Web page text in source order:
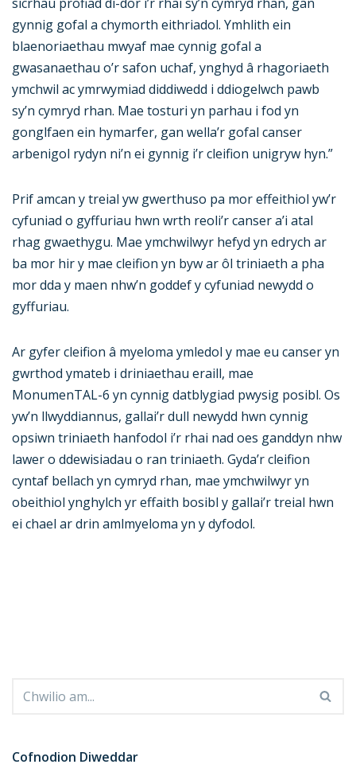
gynnig gofal a chymorth eithriadol. Ymhlith ein
blaenoriaethau mwyaf mae cynnig gofal a
gwasanaethau o’r safon uchaf, ynghyd â rhagoriaeth
ymchwil ac ymrwymiad diddiwedd i ddiogelwch pawb
sy’n cymryd rhan. Mae tosturi yn parhau i fod yn
gonglfaen ein hymarfer, gan wella’r gofal canser
arbenigol rydyn ni’n ei gynnig i’r cleifion unigryw hyn.”
Prif amcan y treial yw gwerthuso pa mor effeithiol yw’r
cyfuniad o gyffuriau hwn wrth reoli’r canser a’i atal
rhag gwaethygu. Mae ymchwilwyr hefyd yn edrych ar
ba mor hir y mae cleifion yn byw ar ôl triniaeth a pha
mor dda y maen nhw’n goddef y cyfuniad newydd o
gyffuriau.
Ar gyfer cleifion â myeloma ymledol y mae eu canser yn
gwrthod ymateb i driniaethau eraill, mae
MonumenTAL-6 yn cynnig datblygiad pwysig posibl. Os
yw’n llwyddiannus, gallai’r dull newydd hwn cynnig
opsiwn triniaeth hanfodol i’r rhai nad oes ganddyn nhw
lawer o ddewisiadau o ran triniaeth. Gyda’r cleifion
cyntaf bellach yn cymryd rhan, mae ymchwilwyr yn
obeithiol ynghylch yr effaith bosibl y gallai’r treial hwn
ei chael ar drin amlmyeloma yn y dyfodol.
Cofnodion Diweddar